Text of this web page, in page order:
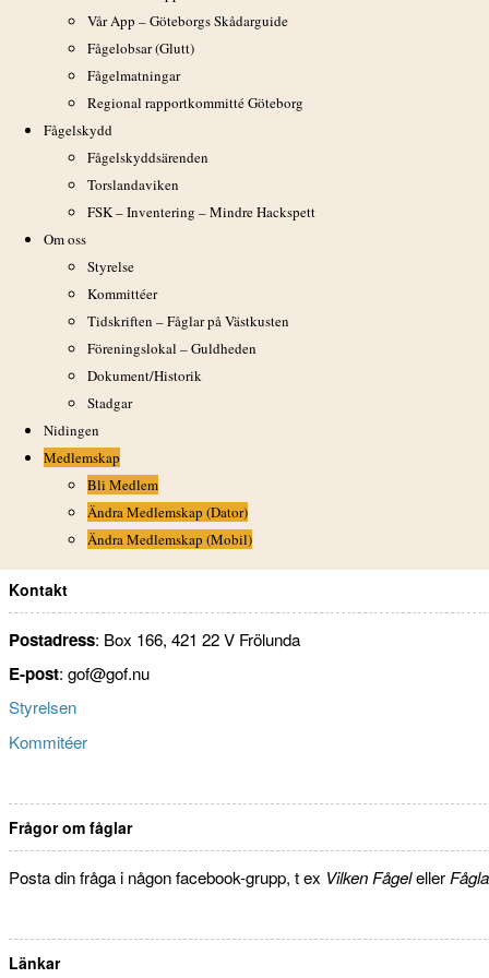
Vår App – Göteborgs Skådarguide
Fågelobsar (Glutt)
Fågelmatningar
Regional rapportkommitté Göteborg
Fågelskydd
Fågelskyddsärenden
Torslandaviken
FSK – Inventering – Mindre Hackspett
Om oss
Styrelse
Kommittéer
Tidskriften – Fåglar på Västkusten
Föreningslokal – Guldheden
Dokument/Historik
Stadgar
Nidingen
Medlemskap
Bli Medlem
Ändra Medlemskap (Dator)
Ändra Medlemskap (Mobil)
Lägg till i kalender
Google Kalender
iCalendar
Outlook 365
Outlook Live
Vadare i Halland
Kontakt
Postadress: Box 166, 421 22 V Frölunda
E-post: gof@gof.nu
Styrelsen
Kommitéer
Frågor om fåglar
Posta din fråga i någon facebook-grupp, t ex Vilken Fågeleller
Länkar